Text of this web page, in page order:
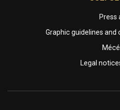
Press
Graphic guidelines
Legal